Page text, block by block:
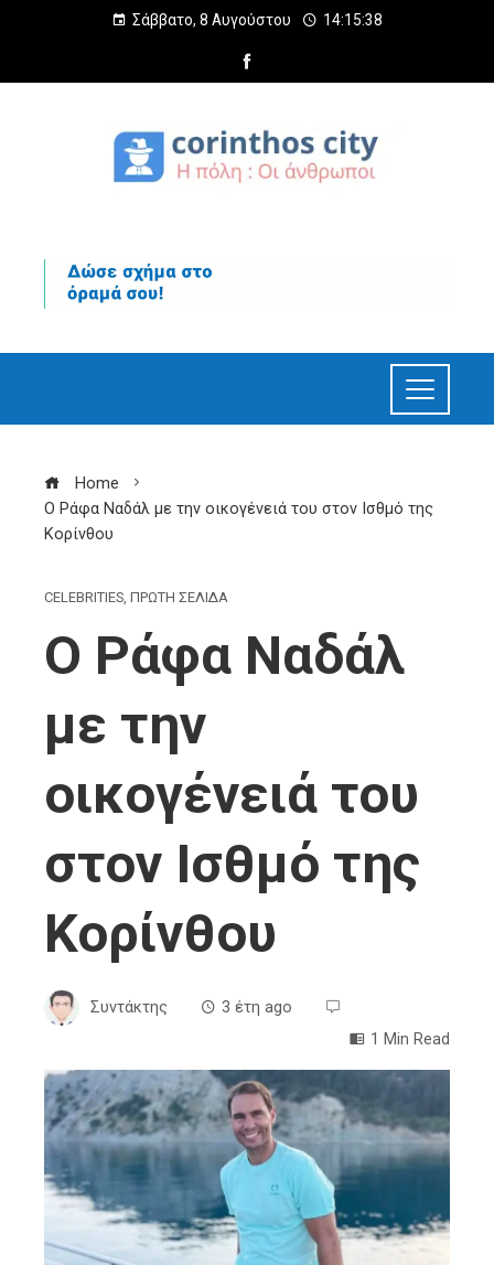
Σάββατο, 8 Αυγούστου 14:15:39
Home
O Ράφα Ναδάλ με την οικογένειά του στον Ισθμό της
Κορίνθου
CELEBRITIES, ΠΡΩΤΗ ΣΕΛΙΔΑ
O Ράφα Ναδάλ
με την
οικογένειά του
στον Ισθμό της
Κορίνθου
Συντάκτης
3 έτη ago
1 Min Read